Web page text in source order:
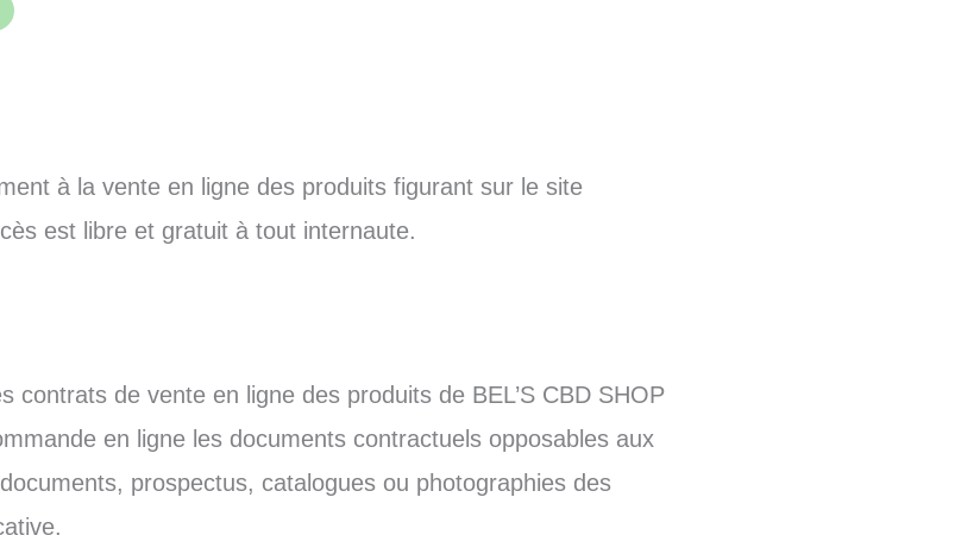
à la vente en ligne des produits figurant sur le site
est libre et gratuit à tout internaute.
contrats de vente en ligne des produits de BEL’S CBD SHOP
en ligne les documents contractuels opposables aux
prospectus, catalogues ou photographies des